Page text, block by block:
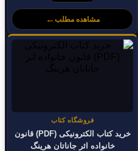
مشاهده مطلب ←
فروشگاه کتاب
خرید کتاب الکترونیکی (PDF) قانون
خانواده اثر جاناتان هرینگ